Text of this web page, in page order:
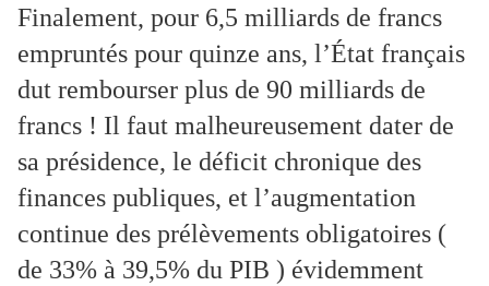
Finalement, pour 6,5 milliards de francs
empruntés pour quinze ans, l’État français
dut rembourser plus de 90 milliards de
francs ! Il faut malheureusement dater de
sa présidence, le déficit chronique des
finances publiques, et l’augmentation
continue des prélèvements obligatoires (
de 33% à 39,5% du PIB ) évidemment